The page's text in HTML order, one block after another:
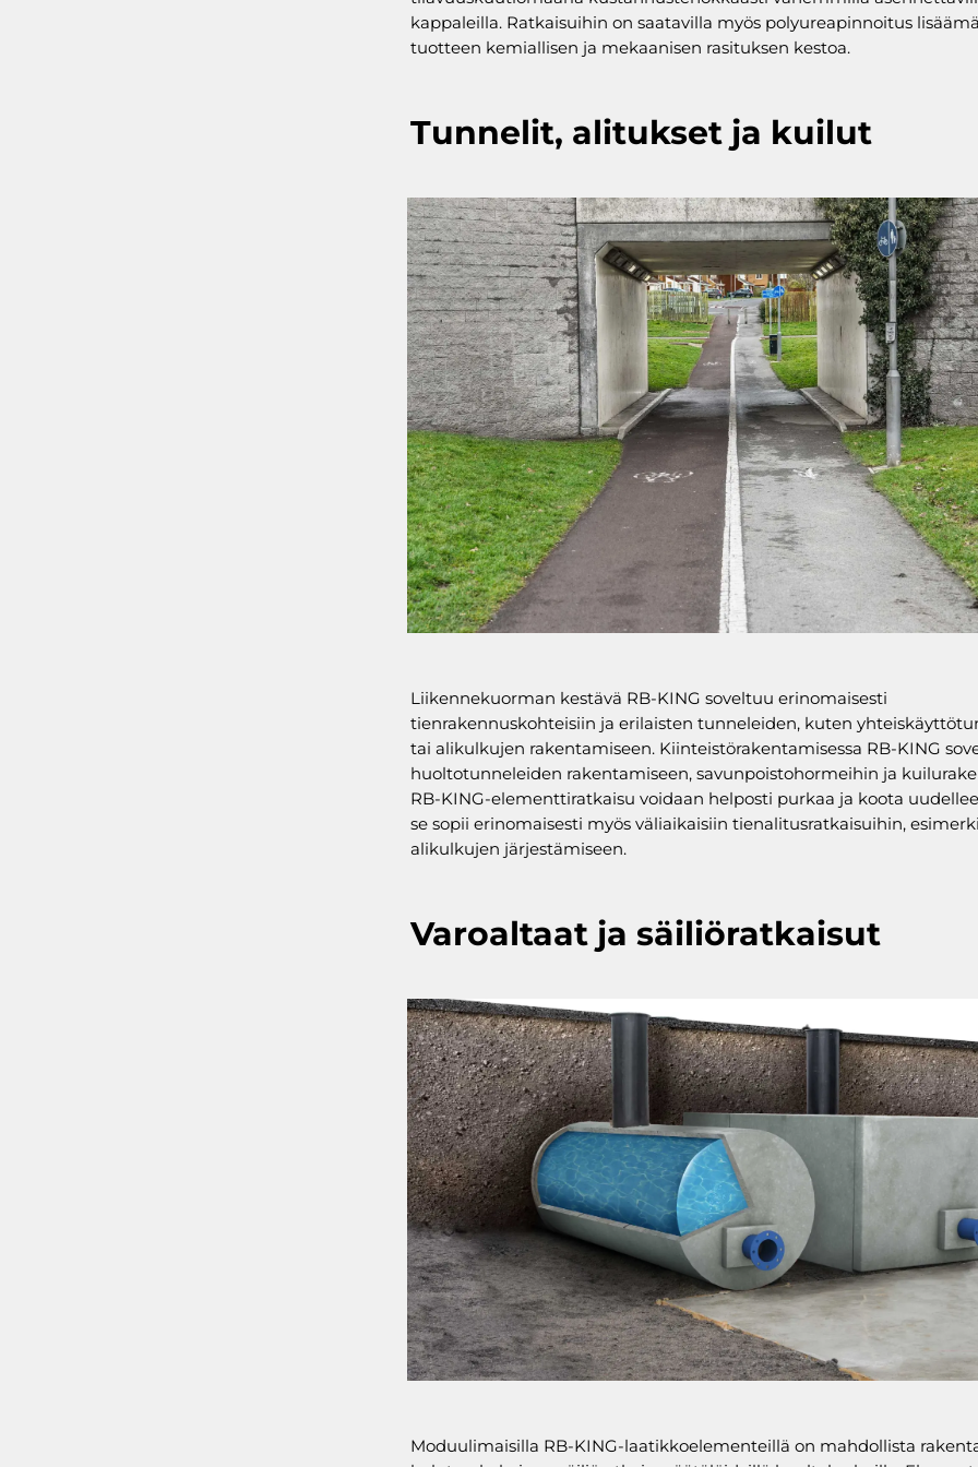
kappaleilla. Ratkaisuihin on saatavilla myös polyureapinnoitus
tuotteen kemiallisen ja mekaanisen rasituksen kestoa.
Tunnelit, alitukset ja kuilut
Liikennekuorman kestävä RB-KING soveltuu erinomaisesti
tienrakennuskohteisiin ja erilaisten tunneleiden, kuten
tai alikulkujen rakentamiseen. Kiinteistörakentamisessa RB-KING
huoltotunneleiden rakentamiseen, savunpoistohormeihin ja
RB-KING-elementtiratkaisu voidaan helposti purkaa ja koota
se sopii erinomaisesti myös väliaikaisiin tienalitusratkaisuihin,
alikulkujen järjestämiseen.
Varoaltaat ja säiliöratkaisut
Moduulimaisilla RB-KING-laatikkoelementeillä on mahdollista